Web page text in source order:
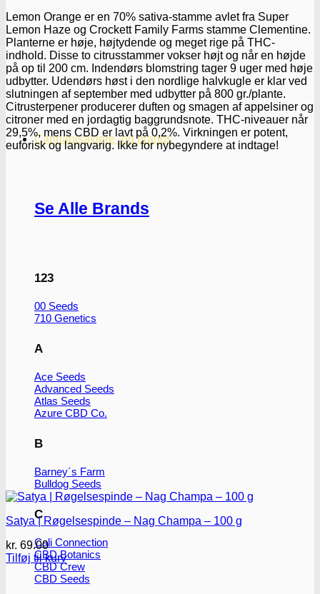
Cannabisavlere -og brands
Se Alle Brands
123
00 Seeds
710 Genetics
A
Ace Seeds
Advanced Seeds
Atlas Seeds
Azure CBD Co.
B
Barney´s Farm
Bulldog Seeds
C
Cali Connection
CBD Botanics
CBD Crew
CBD Seeds
Lemon Orange er en 70% sativa-stamme avlet fra Super
Lemon Haze og Crockett Family Farms stamme Clementine.
Planterne er høje, højtydende og meget rige på THC-
indhold. Disse to citrusstammer vokser højt og når en højde
på op til 200 cm. Indendørs blomstring tager 9 uger med høje
udbytter. Udendørs høst i den nordlige halvkugle er klar ved
slutningen af september med udbytter på 800 gr./plante.
Citrusterpener producerer duften og smagen af appelsiner og
citroner med en jordagtig baggrundsnote. THC-niveauer når
29,5%, mens CBD er lavt på 0,2%. Virkningen er potent,
euforisk og langvarig. Ikke for nybegyndere at indtage!
Satya | Røgelsespinde – Nag Champa – 100 g
kr. 69.00
Tilføj til kurv